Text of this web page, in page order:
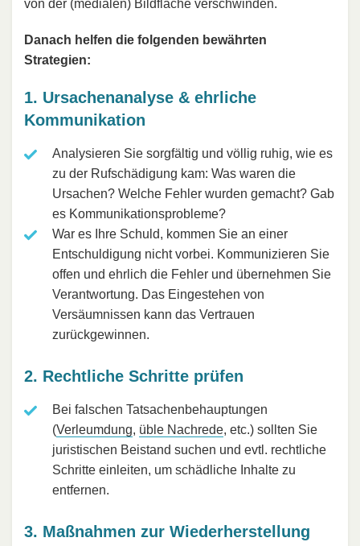
von der (medialen) Bildfläche verschwinden.
Danach helfen die folgenden bewährten
Strategien:
1. Ursachenanalyse & ehrliche
Kommunikation
Analysieren Sie sorgfältig und völlig ruhig, wie es
zu der Rufschädigung kam: Was waren die
Ursachen? Welche Fehler wurden gemacht? Gab
es Kommunikationsprobleme?
War es Ihre Schuld, kommen Sie an einer
Entschuldigung nicht vorbei. Kommunizieren Sie
offen und ehrlich die Fehler und übernehmen Sie
Verantwortung. Das Eingestehen von
Versäumnissen kann das Vertrauen
zurückgewinnen.
2. Rechtliche Schritte prüfen
Bei falschen Tatsachenbehauptungen
(Verleumdung, üble Nachrede, etc.) sollten Sie
juristischen Beistand suchen und evtl. rechtliche
Schritte einleiten, um schädliche Inhalte zu
entfernen.
3. Maßnahmen zur Wiederherstellung